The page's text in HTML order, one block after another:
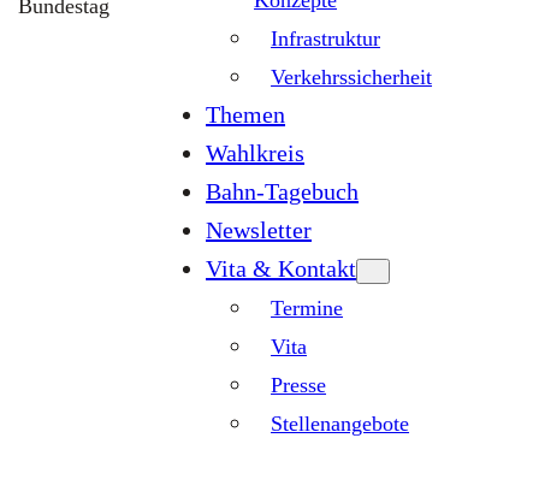
Bundestag
Infrastruktur
Verkehrssicherheit
Themen
Wahlkreis
Bahn-Tagebuch
Newsletter
Vita & Kontakt
Termine
Vita
Presse
Stellenangebote